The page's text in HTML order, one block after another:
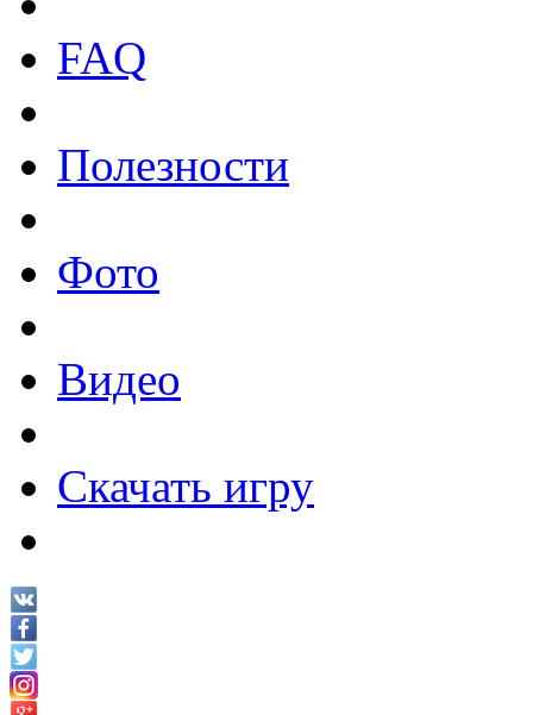
FAQ
Полезности
Фото
Видео
Скачать игру